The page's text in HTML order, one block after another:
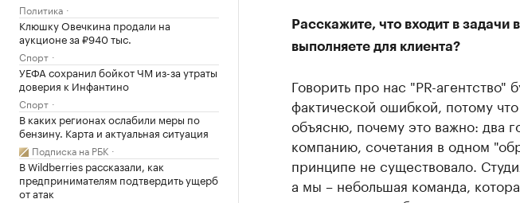
Политика
Клюшку Овечкина продали на
аукционе за ₽940 тыс.
Спорт
УЕФА сохранил бойкот ЧМ из-за утраты
доверия к Инфантино
Спорт
В каких регионах ослабили меры по
бензину. Карта и актуальная ситуация
Подписка на РБК
В Wildberries рассказали, как
предпринимателям подтвердить ущерб
от атак
Расскажите, что входит в задачи
выполняете для клиента?
Говорить про нас "PR-агентство"
фактической ошибкой, потому
объясню, почему это важно: два
компанию, сочетания в одном
принципе не существовало.
а мы – небольшая команда,